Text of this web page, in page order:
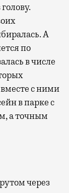
А
по
в числе
с ними
в парке с
а точным
через